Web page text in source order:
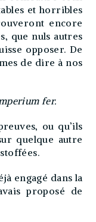
et horribles
encore
que nuls autres
opposer. De
de dire à nos
fer.
ou qu’ils
quelque autre
engagé dans la
proposé de